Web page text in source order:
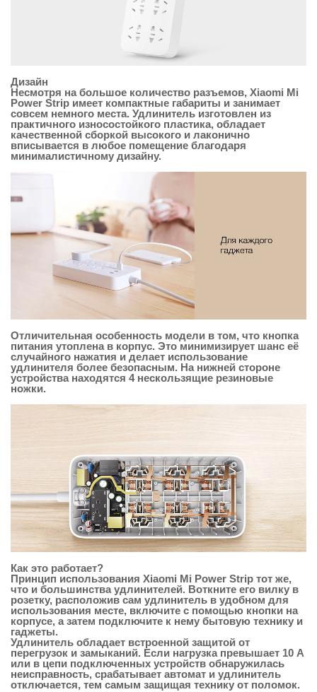
Дизайн
Несмотря на большое количество разъемов, Xiaomi Mi
Power Strip имеет компактные габариты и занимает
совсем немного места. Удлинитель изготовлен из
практичного износостойкого пластика, обладает
качественной сборкой высокого и лаконично
вписывается в любое помещение благодаря
минималистичному дизайну.
Отличительная особенность модели в том, что кнопка
питания утоплена в корпус. Это минимизирует шанс её
случайного нажатия и делает использование
удлинителя более безопасным. На нижней стороне
устройства находятся 4 нескользящие резиновые
ножки.
Как это работает?
Принцип использования Xiaomi Mi Power Strip тот же,
что и большинства удлинителей. Воткните его вилку в
розетку, расположив сам удлинитель в удобном для
использования месте, включите с помощью кнопки на
корпусе, а затем подключите к нему бытовую технику и
гаджеты.
Удлинитель обладает встроенной защитой от
перегрузок и замыканий. Если нагрузка превышает 10 А
или в цепи подключенных устройств обнаружилась
неисправность, срабатывает автомат и удлинитель
отключается, тем самым защищая технику от поломок.